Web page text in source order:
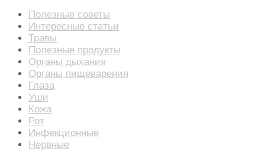
Полезные советы
Интересные статьи
Травы
Полезные продукты
Органы дыхания
Органы пищеварения
Глаза
Уши
Кожа
Рот
Инфекционные
Нервные